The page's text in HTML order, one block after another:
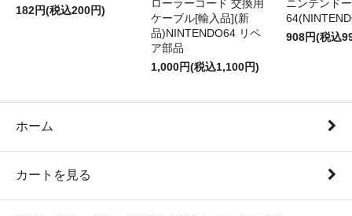
182円(税込200円)
ローラーコード 交換用
ケーブル[輸入品](新
品)NINTENDO64 リペ
ア部品
1,000円(税込1,100円)
ニンテンドー
908円(税込
ホーム
カートを見る